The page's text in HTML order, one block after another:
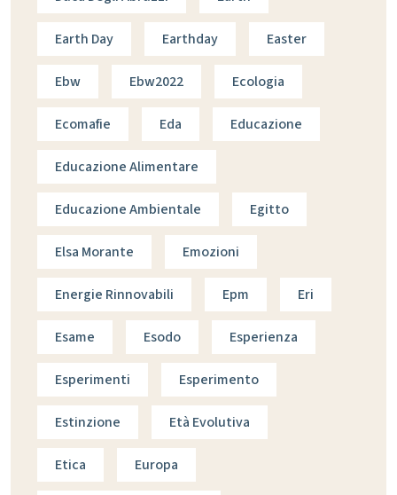
Earth Day Earthday Easter
Ebw Ebw2022 Ecologia
Ecomafie Eda Educazione
Educazione Alimentare
Educazione Ambientale Egitto
Elsa Morante Emozioni
Energie Rinnovabili Epm Eri
Esame Esodo Esperienza
Esperimenti Esperimento
Estinzione Età Evolutiva
Etica Europa